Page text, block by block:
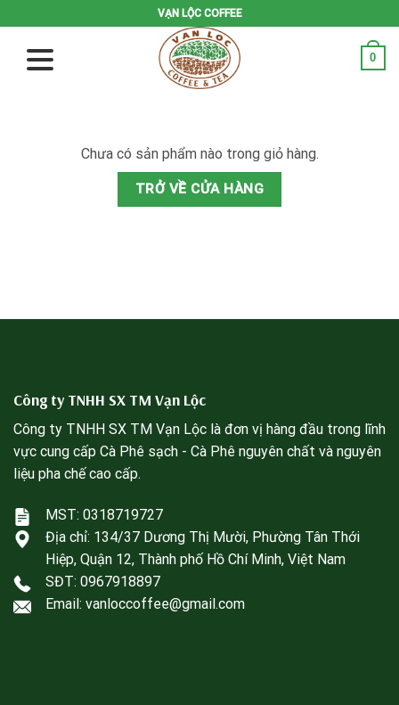
to
content
VẠN LỘC COFFEE
0
Chưa có sản phẩm nào trong giỏ hàng.
TRỞ VỀ CỬA HÀNG
Công ty TNHH SX TM Vạn Lộc
Công ty TNHH SX TM Vạn Lộc là đơn vị hàng đầu trong lĩnh
vực cung cấp Cà Phê sạch - Cà Phê nguyên chất và nguyên
liệu pha chế cao cấp.
MST: 0318719727
Địa chỉ: 134/37 Dương Thị Mười, Phường Tân Thới
Hiệp, Quận 12, Thành phố Hồ Chí Minh, Việt Nam
SĐT: 0967918897
Email: vanloccoffee@gmail.com